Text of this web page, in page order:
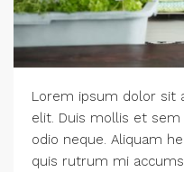
Lorem ipsum dolor sit
elit. Duis mollis et
odio neque. Aliquam
quis rutrum mi